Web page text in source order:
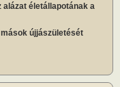
életállapotának a
újjászületését